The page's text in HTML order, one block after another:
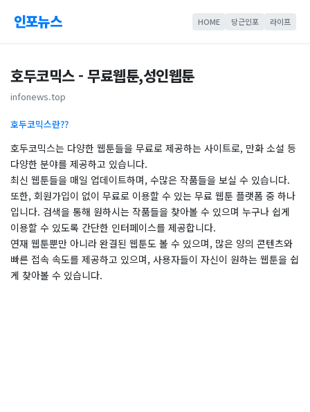
인포뉴스 HOME 당근인포 라이프
호두코믹스 - 무료웹툰,성인웹툰
infonews.top
호두코믹스란??
호두코믹스는 다양한 웹툰들을 무료로 제공하는 사이트로, 만화 소설 등
다양한 분야를 제공하고 있습니다.
최신 웹툰들을 매일 업데이트하며, 수많은 작품들을 보실 수 있습니다.
또한, 회원가입이 없이 무료로 이용할 수 있는 무료 웹툰 플랫폼 중 하나
입니다. 검색을 통해 원하시는 작품들을 찾아볼 수 있으며 누구나 쉽게
이용할 수 있도록 간단한 인터페이스를 제공합니다.
연재 웹툰뿐만 아니라 완결된 웹툰도 볼 수 있으며, 많은 양의 콘텐츠와
빠른 접속 속도를 제공하고 있으며, 사용자들이 자신이 원하는 웹툰을 쉽
게 찾아볼 수 있습니다.